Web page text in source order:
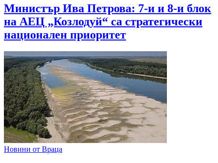
Министър Ива Петрова: 7-и и 8-и блок
на АЕЦ „Козлодуй“ са стратегически
национален приоритет
Новини от Враца